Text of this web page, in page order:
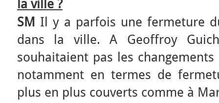
la ville ?
SM Il y a parfois une fermeture
dans la ville. A Geoffroy
souhaitaient pas les
notamment en termes de
plus en plus couverts comme à